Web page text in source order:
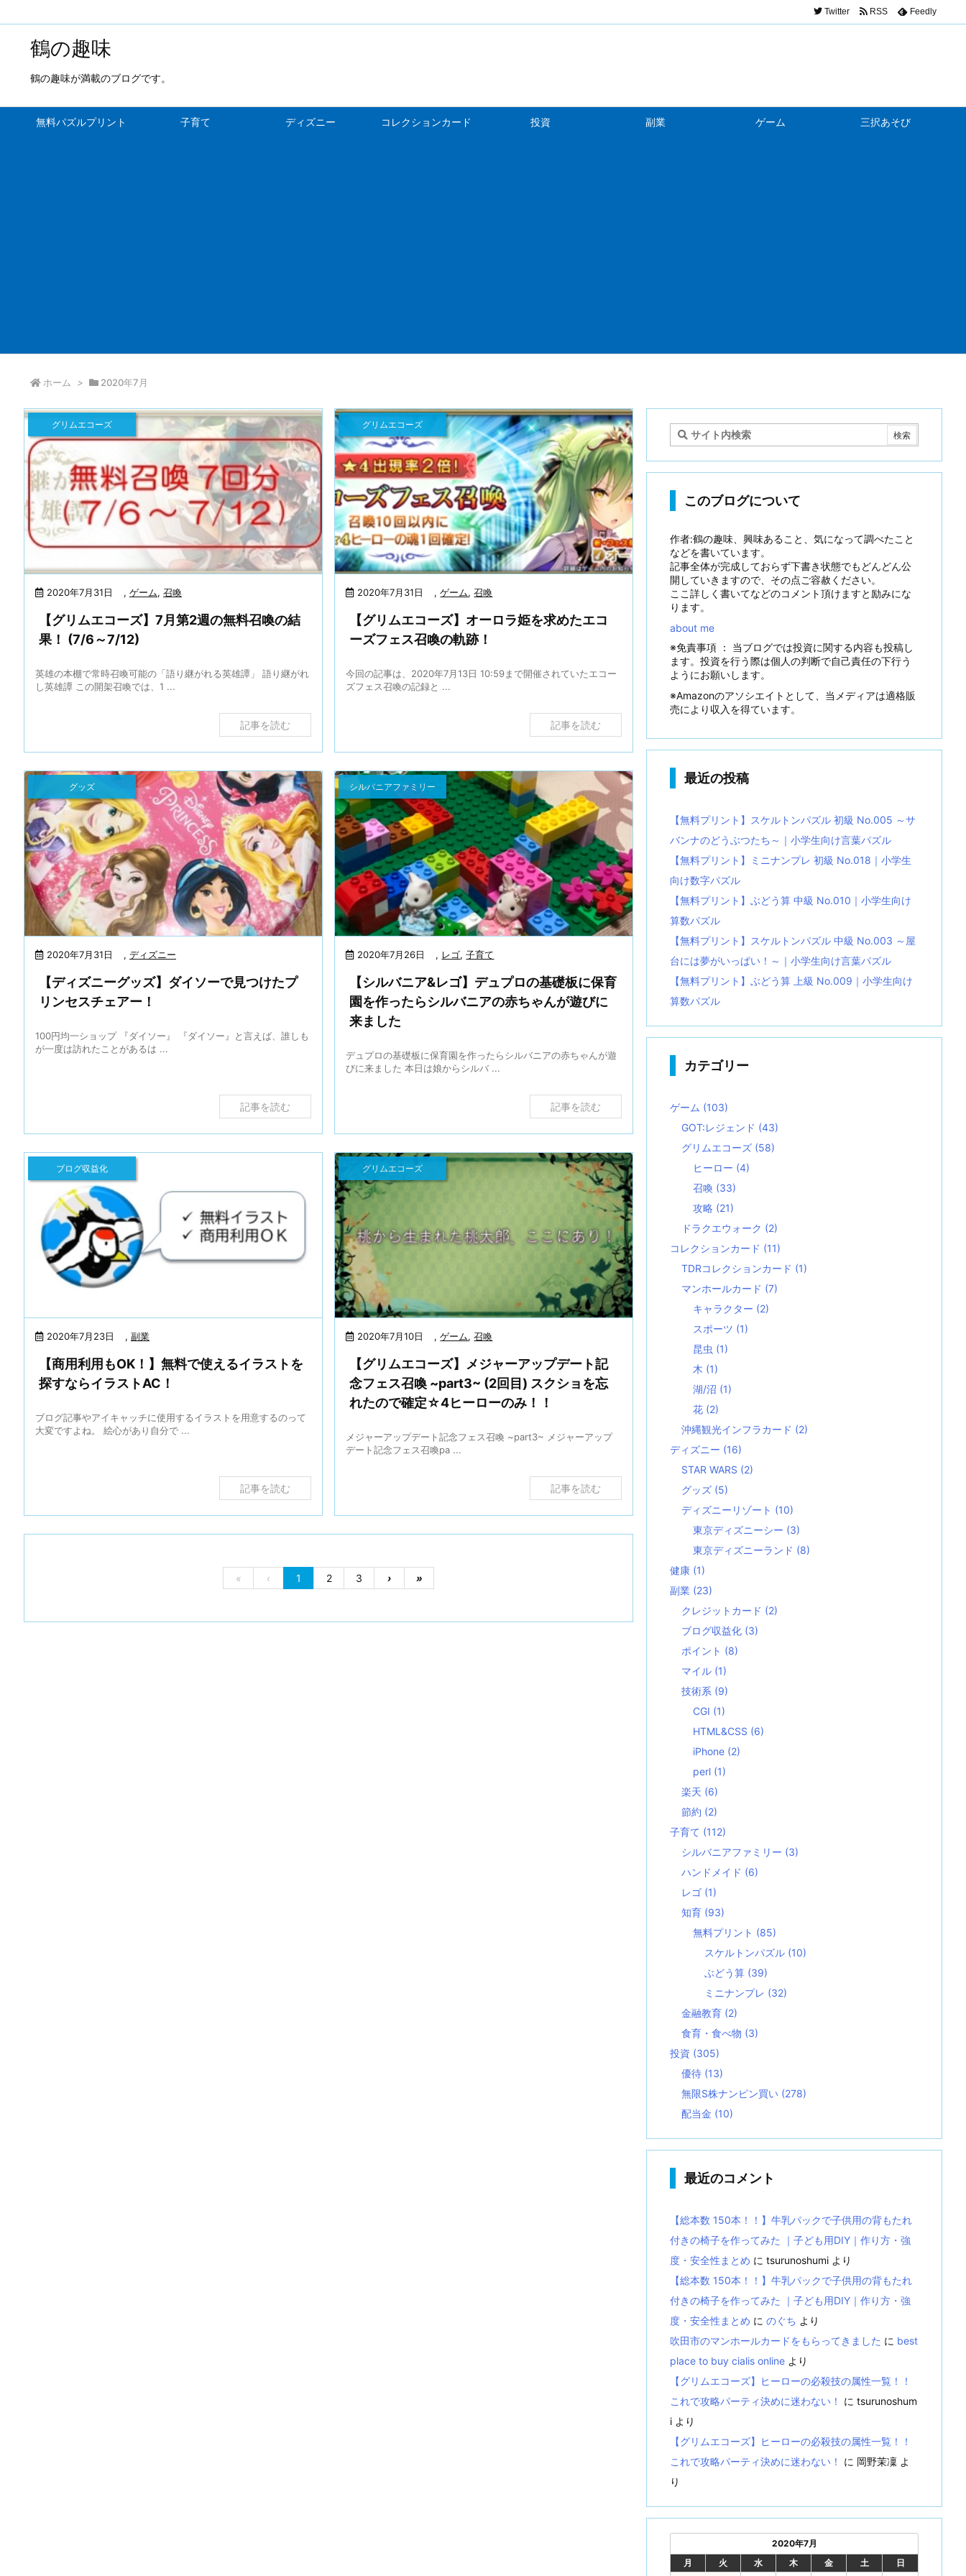
鶴の趣味
鶴の趣味が満載のブログです。
無料パズルプリント 子育て ディズニー コレクションカード 投資 副業 ゲーム 三択あそび
Twitter RSS Feedly
ホーム > 2020年7月
2020年7月31日
グリムエコーズ
, ゲーム, 召喚
【グリムエコーズ】7月第2週の無料召喚の結
果！ (7/6～7/12)
英雄の本棚で常時召喚可能の「語り継がれる英雄譚」 語り継がれ
し英雄譚 この開架召喚では、1 ...
記事を読む
2020年7月31日
グリムエコーズ
,ゲーム,召喚
【グリムエコーズ】オーロラ姫を求めたエコ
ーズフェス召喚の軌跡！
今回の記事は、2020年7月13日 10:59まで開催されていたエコー
ズフェス召喚の記録と ...
記事を読む
2020年7月31日
グッズ
, ディズニー
【ディズニーグッズ】ダイソーで見つけたプ
リンセスチェアー！
100円均一ショップ 『ダイソー』 『ダイソー』と言えば、誰しも
が一度は訪れたことがあるは ...
記事を読む
2020年7月26日
シルバニアファミリー
, レゴ,子育て
【シルバニア&レゴ】デュプロの基礎板に保育
園を作ったらシルバニアの赤ちゃんが遊びに
来ました
デュプロの基礎板に保育園を作ったらシルバニアの赤ちゃんが遊
びに来ました 本日は娘からシルバ ...
記事を読む
2020年7月23日
ブログ収益化
, 副業
【商用利用もOK！】無料で使えるイラストを
探すならイラストAC！
ブログ記事やアイキャッチに使用するイラストを用意するのって
大変ですよね。 絵心があり自分で ...
記事を読む
2020年7月10日
グリムエコーズ
,ゲーム,召喚
【グリムエコーズ】メジャーアップデート記
念フェス召喚 ~part3~ (2回目) スクショを忘
れたので確定☆4ヒーローのみ！！
メジャーアップデート記念フェス召喚 ~part3~ メジャーアップ
デート記念フェス召喚pa ...
記事を読む
« ‹ 1 2 3 › »
このブログについて
作者:鶴の趣味、興味あること、気になって調べたこと
などを書いています。
記事全体が完成しておらず下書き状態でもどんどん公
開していきますので、その点ご容赦ください。
ここ詳しく書いてなどのコメント頂けますと励みにな
ります。
about me
※免責事項 ： 当ブログでは投資に関する内容も投稿し
ます。投資を行う際は個人の判断で自己責任の下行う
ようにお願いします。
※Amazonのアソシエイトとして、当メディアは適格販
売により収入を得ています。
最近の投稿
【無料プリント】スケルトンパズル 初級 No.005 ～サ
バンナのどうぶつたち～｜小学生向け言葉パズル
【無料プリント】ミニナンプレ 初級 No.018｜小学生
向け数字パズル
【無料プリント】ぶどう算 中級 No.010｜小学生向け
算数パズル
【無料プリント】スケルトンパズル 中級 No.003 ～屋
台には夢がいっぱい！～｜小学生向け言葉パズル
【無料プリント】ぶどう算 上級 No.009｜小学生向け
算数パズル
カテゴリー
ゲーム (103)
GOT:レジェンド (43)
グリムエコーズ (58)
ヒーロー (4)
召喚 (33)
攻略 (21)
ドラクエウォーク (2)
コレクションカード (11)
TDRコレクションカード (1)
マンホールカード (7)
キャラクター (2)
スポーツ (1)
昆虫 (1)
木 (1)
湖/沼 (1)
花 (2)
沖縄観光インフラカード (2)
ディズニー (16)
STAR WARS (2)
グッズ (5)
ディズニーリゾート (10)
東京ディズニーシー (3)
東京ディズニーランド (8)
健康 (1)
副業 (23)
クレジットカード (2)
ブログ収益化 (3)
ポイント (8)
マイル (1)
技術系 (9)
CGI (1)
HTML&CSS (6)
iPhone (2)
perl (1)
楽天 (6)
節約 (2)
子育て (112)
シルバニアファミリー (3)
ハンドメイド (6)
レゴ (1)
知育 (93)
無料プリント (85)
スケルトンパズル (10)
ぶどう算 (39)
ミニナンプレ (32)
金融教育 (2)
食育・食べ物 (3)
投資 (305)
優待 (13)
無限S株ナンピン買い (278)
配当金 (10)
最近のコメント
【総本数 150本！！】牛乳パックで子供用の背もたれ
付きの椅子を作ってみた ｜子ども用DIY｜作り方・強
度・安全性まとめ に tsurunoshumi より
【総本数 150本！！】牛乳パックで子供用の背もたれ
付きの椅子を作ってみた ｜子ども用DIY｜作り方・強
度・安全性まとめ に のぐち より
吹田市のマンホールカードをもらってきました に best
place to buy cialis online より
【グリムエコーズ】ヒーローの必殺技の属性一覧！！
これで攻略パーティ決めに迷わない！
に tsurunoshum
i より
【グリムエコーズ】ヒーローの必殺技の属性一覧！！
これで攻略パーティ決めに迷わない！
に 岡野茉凜 よ
り
2020年7月
月
火 水 木 金 土
日